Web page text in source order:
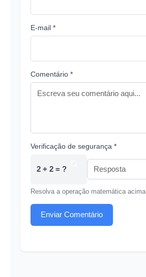
E-mail *
Comentário *
Verificação de segurança *
2 + 2 = ?
Resolva a operação matemática acima
Enviar Comentário